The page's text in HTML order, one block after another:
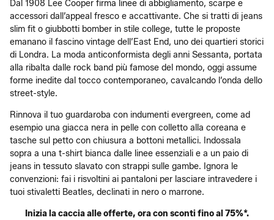
Dal 1908 Lee Cooper firma linee di abbigliamento, scarpe e
accessori dall’appeal fresco e accattivante. Che si tratti di jeans
slim fit o giubbotti bomber in stile college, tutte le proposte
emanano il fascino vintage dell’East End, uno dei quartieri storici
di Londra. La moda anticonformista degli anni Sessanta, portata
alla ribalta dalle rock band più famose del mondo, oggi assume
forme inedite dal tocco contemporaneo, cavalcando l’onda dello
street-style.
Rinnova il tuo guardaroba con indumenti evergreen, come ad
esempio una giacca nera in pelle con colletto alla coreana e
tasche sul petto con chiusura a bottoni metallici. Indossala
sopra a una t-shirt bianca dalle linee essenziali e a un paio di
jeans in tessuto slavato con strappi sulle gambe. Ignora le
convenzioni: fai i risvoltini ai pantaloni per lasciare intravedere i
tuoi stivaletti Beatles, declinati in nero o marrone.
Inizia la caccia alle offerte, ora con sconti fino al 75%*.